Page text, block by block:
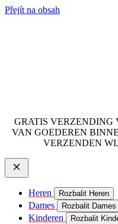
Přejít na obsah
GRATIS VERZENDING
VAN GOEDEREN
VERZENDEN
Heren Rozbalit Heren
Dames Rozbalit Dames
Kinderen Rozbalit